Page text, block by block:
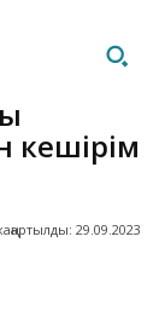
кешірім
29.09.2023